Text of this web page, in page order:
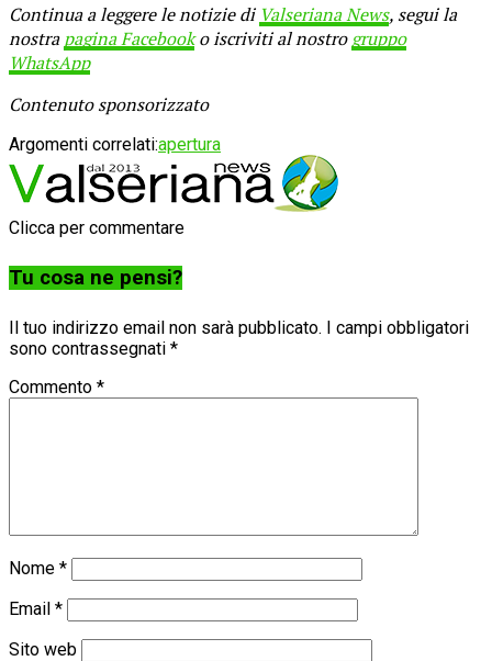
Continua a leggere le notizie di Valseriana News, segui la
nostrapagina Facebooko iscriviti al nostrogruppo
WhatsApp
Contenuto sponsorizzato
Argomenti correlati:apertura
Clicca per commentare
Tu cosa ne pensi?
Il tuo indirizzo email non sarà pubblicato. I campi obbligatori
sono contrassegnati *
Commento *
Nome *
Email *
Sito web